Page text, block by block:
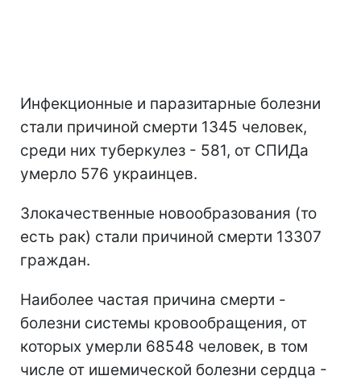
Инфекционные и паразитарные болезни
стали причиной смерти 1345 человек,
среди них туберкулез - 581, от СПИДа
умерло 576 украинцев.
Злокачественные новообразования (то
есть рак) стали причиной смерти 13307
граждан.
Наиболее частая причина смерти -
болезни системы кровообращения, от
которых умерли 68548 человек, в том
числе от ишемической болезни сердца -